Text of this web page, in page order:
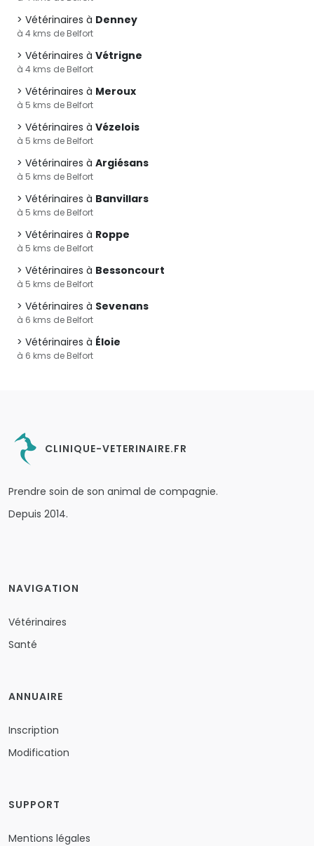
Vétérinaires à Denney
à 4 kms de Belfort
Vétérinaires à Vétrigne
à 4 kms de Belfort
Vétérinaires à Meroux
à 5 kms de Belfort
Vétérinaires à Vézelois
à 5 kms de Belfort
Vétérinaires à Argiésans
à 5 kms de Belfort
Vétérinaires à Banvillars
à 5 kms de Belfort
Vétérinaires à Roppe
à 5 kms de Belfort
Vétérinaires à Bessoncourt
à 5 kms de Belfort
Vétérinaires à Sevenans
à 6 kms de Belfort
Vétérinaires à Éloie
à 6 kms de Belfort
CLINIQUE-VETERINAIRE.FR
Prendre soin de son animal de compagnie.
Depuis 2014.
NAVIGATION
Vétérinaires
Santé
ANNUAIRE
Inscription
Modification
SUPPORT
Mentions légales